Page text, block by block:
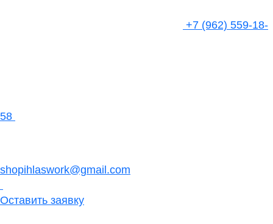
+7 (962) 559-18-
58
shopihlaswork@gmail.com
Оставить заявку